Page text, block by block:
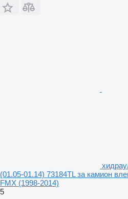
(01.05-01.14) 73184TL за камион
FMX (1998-2014)
5